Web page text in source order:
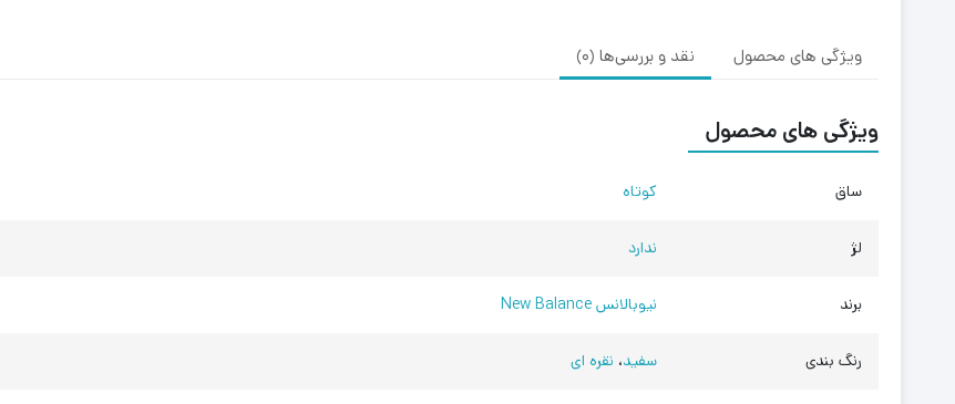
ویژگی های محصول نقد و بررسی‌ها (0)
ویژگی های محصول
ساق کوتاه
لژ ندارد
برند نیوبالانس New Balance
رنگ بندی سفید، نقره ای